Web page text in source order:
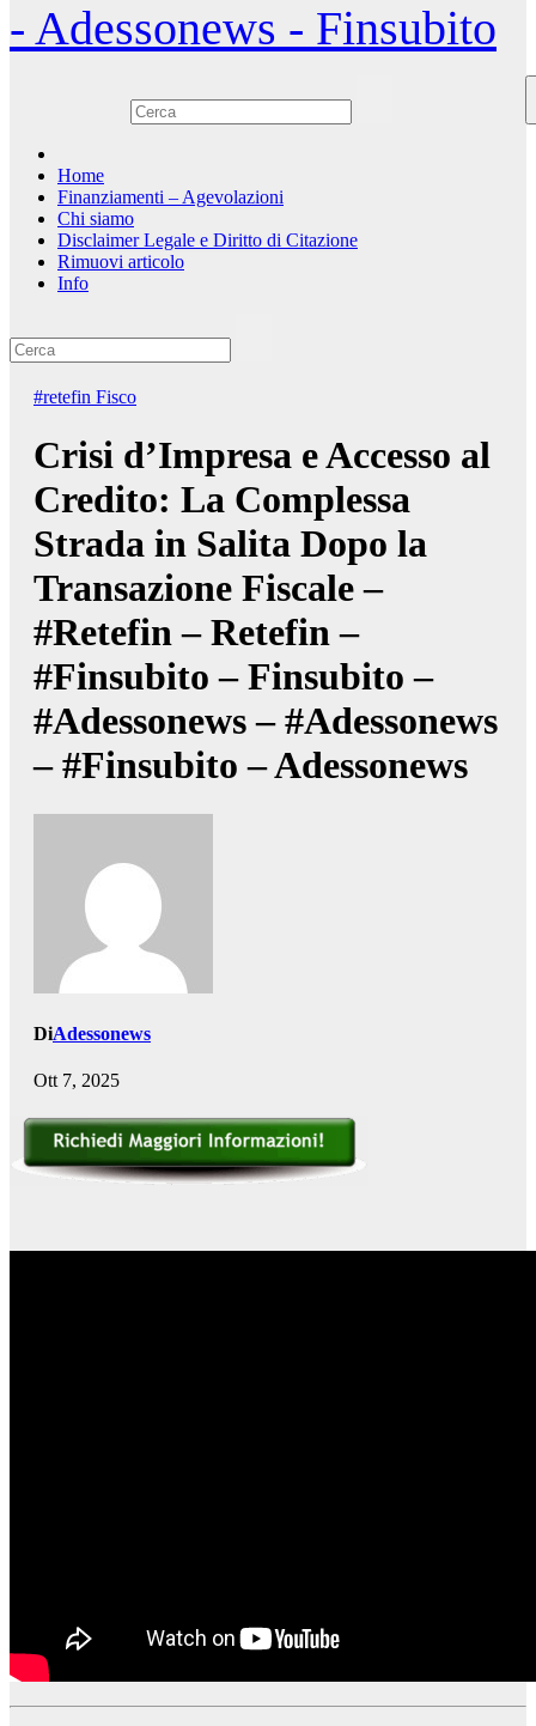
- Adessonews - Finsubito
Home
Finanziamenti – Agevolazioni
Chi siamo
Disclaimer Legale e Diritto di Citazione
Rimuovi articolo
Info
#retefin Fisco
Crisi d’Impresa e Accesso al
Credito: La Complessa
Strada in Salita Dopo la
Transazione Fiscale –
#Retefin – Retefin –
#Finsubito – Finsubito –
#Adessonews – #Adessonews
– #Finsubito – Adessonews
DiAdessonews
Ott 7, 2025